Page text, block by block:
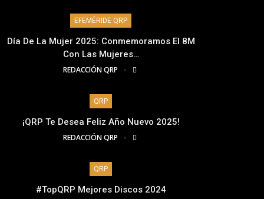
EFEMÉRIDE QRP
Día De La Mujer 2025: Conmemoramos El 8M
Con Las Mujeres…
REDACCIÓN QRP
QRP
¡QRP Te Desea Feliz Año Nuevo 2025!
REDACCIÓN QRP
QRP
#TopQRP Mejores Discos 2024